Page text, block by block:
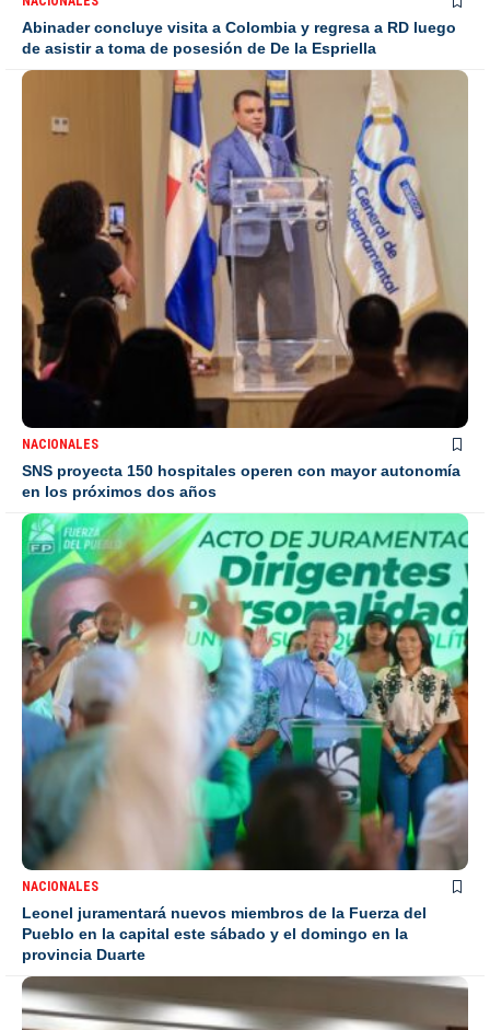
Abinader concluye visita a Colombia y regresa a RD luego
de asistir a toma de posesión de De la Espriella
NACIONALES
SNS proyecta 150 hospitales operen con mayor autonomía
en los próximos dos años
NACIONALES
Leonel juramentará nuevos miembros de la Fuerza del
Pueblo en la capital este sábado y el domingo en la
provincia Duarte